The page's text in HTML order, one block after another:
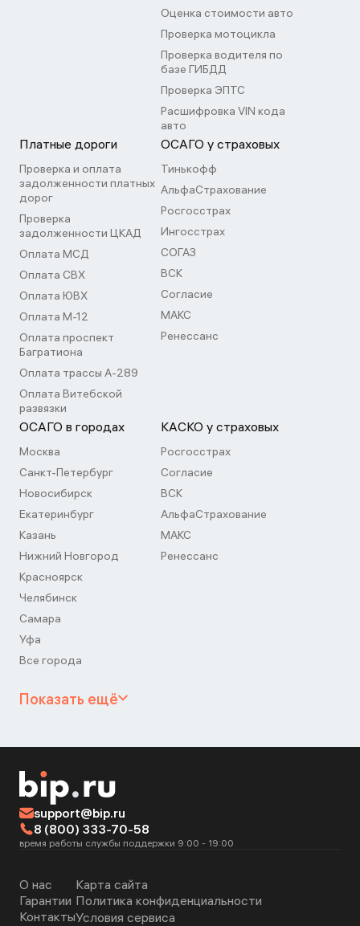
Оценка стоимости авто
Проверка мотоцикла
Проверка водителя по
базе ГИБДД
Проверка ЭПТС
Расшифровка VIN кода
авто
Платные дороги
Проверка и оплата
задолженности платных
дорог
Проверка
задолженности ЦКАД
Оплата МСД
Оплата СВХ
Оплата ЮВХ
Оплата М-12
Оплата проспект
Багратиона
Оплата трассы А-289
Оплата Витебской
развязки
ОСАГО у страховых
Тинькофф
АльфаСтрахование
Росгосстрах
Ингосстрах
СОГАЗ
ВСК
Согласие
МАКС
Ренессанс
ОСАГО в городах
Москва
Санкт-Петербург
Новосибирск
Екатеринбург
Казань
Нижний Новгород
Красноярск
Челябинск
Самара
Уфа
Все города
КАСКО у страховых
Росгосстрах
Согласие
ВСК
АльфаСтрахование
МАКС
Ренессанс
Показать ещё
support@bip.ru
8 (800) 333-70-58
время работы службы поддержки 9:00 - 19:00
О нас
Гарантии
Контакты
Карта сайта
Политика конфиденциальности
Условия сервиса